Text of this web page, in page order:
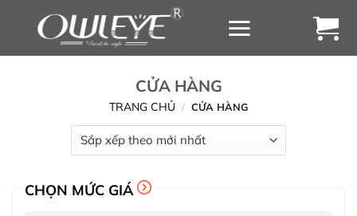
CỬA HÀNG
TRANG CHỦ / CỬA HÀNG
CHỌN MỨC GIÁ